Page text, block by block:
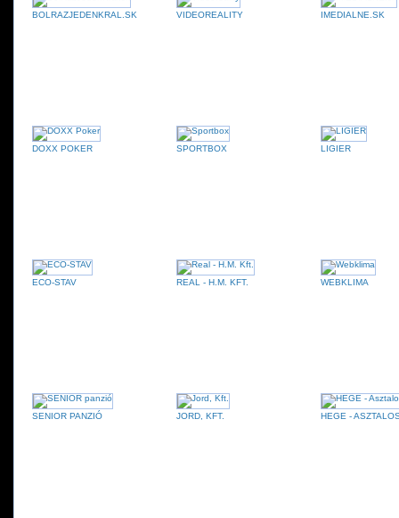
BOLRAZJEDENKRAL.SK VIDEOREALITY IMEDIALNE.SK
DOXX POKER SPORTBOX LIGIER
ECO-STAV REAL - H.M. KFT. WEBKLIMA
SENIOR PANZIÓ JORD, KFT. HEGE -